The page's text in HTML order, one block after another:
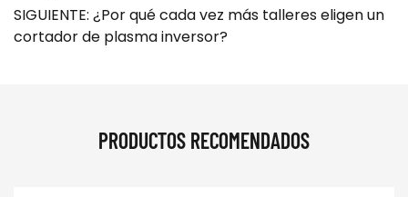
SIGUIENTE: ¿Por qué cada vez más talleres eligen un
cortador de plasma inversor?
PRODUCTOS RECOMENDADOS